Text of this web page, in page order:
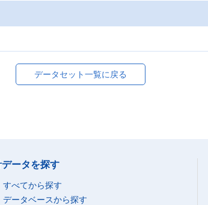
データセット一覧に戻る
ータを探す
すべてから探す
データベースから探す